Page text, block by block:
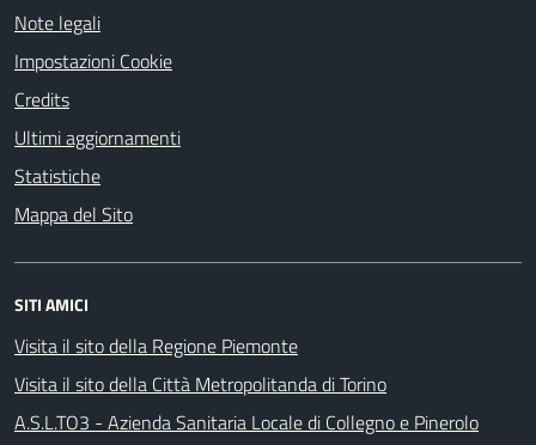
Note legali
Impostazioni Cookie
Credits
Ultimi aggiornamenti
Statistiche
Mappa del Sito
SITI AMICI
Visita il sito della Regione Piemonte
Visita il sito della Città Metropolitanda di Torino
A.S.L.TO3 - Azienda Sanitaria Locale di Collegno e Pinerolo